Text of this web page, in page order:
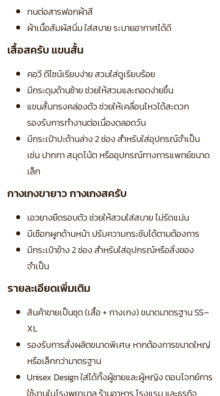
ทนต่อสารฟอกผ้าสี
ผ้าเนื้อสัมผัสนิ่ม ใส่สบาย ระบายอากาศได้ดี
เสื้อสครับ แขนสั้น
คอวี ดีไซน์เรียบง่าย สวมใส่ดูเรียบร้อย
มีกระดุมด้านซ้าย ช่วยให้สวมและถอดง่ายขึ้น
แขนสั้นทรงคล่องตัว ช่วยให้เคลื่อนไหวได้สะดวก
รองรับการทำงานต่อเนื่องตลอดวัน
มีกระเป๋าปะด้านล่าง 2 ช่อง สำหรับใส่อุปกรณ์จำเป็น
เช่น ปากกา สมุดโน้ต หรืออุปกรณ์ทางการแพทย์ขนาด
เล็ก
กางเกงขายาว กางเกงสครับ
เอวยางยืดรอบตัว ช่วยให้สวมใส่สบาย ไม่รัดแน่น
มีเชือกผูกด้านหน้า ปรับความกระชับได้ตามต้องการ
มีกระเป๋าข้าง 2 ช่อง สำหรับใส่อุปกรณ์หรือสิ่งของ
จำเป็น
รายละเอียดเพิ่มเติม
สินค้าขายเป็นชุด (เสื้อ + กางเกง) ขนาดมาตรฐาน SS–
XL
รองรับการสั่งผลิตขนาดพิเศษ หากต้องการขนาดใหญ่
หรือเล็กกว่ามาตรฐาน
Unisex Design ใส่ได้ทั้งผู้ชายและผู้หญิง ตอบโจทย์การ
ใช้งานในโรงพยาบาล ร้านอาหาร โรงแรม และธุรกิจ